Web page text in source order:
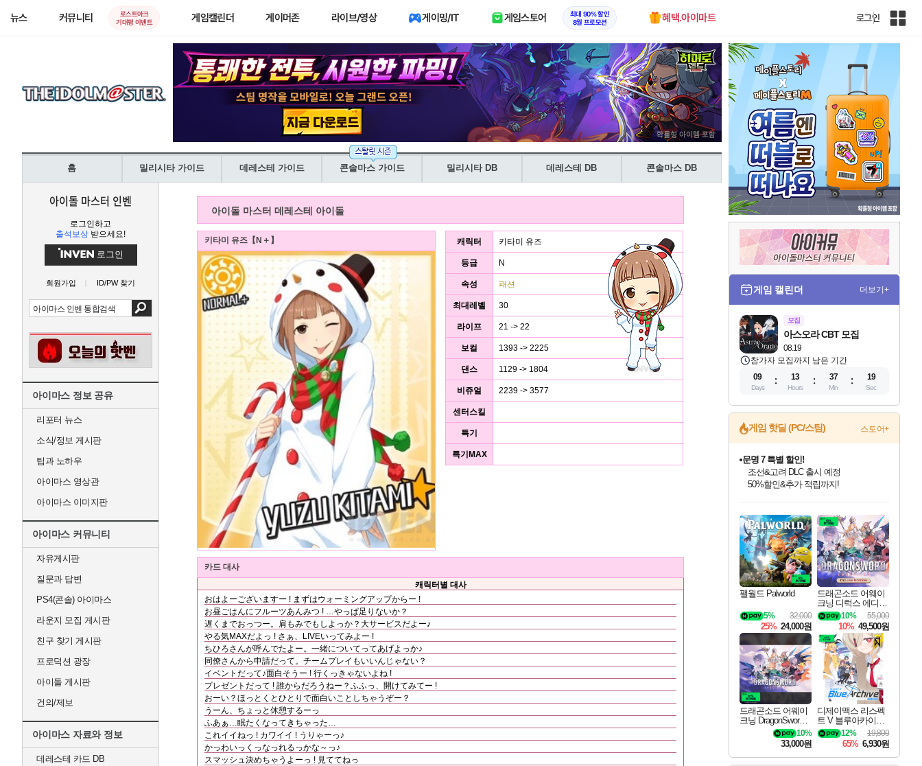
뉴스 커뮤니티
로스트아크
기대평 이벤트
게임캘린더 게이머존 라이브/영상 게이밍/IT 게임스토어
최대 90% 할인
8월 프로모션
혜택.아이마트 로그인
인
홈 밀리시타 가이드 데레스테 가이드 콘솔마스 가이드 밀리시타 DB 데레스테 DB 콘솔마스 DB
아이돌 마스터 인벤
로그인하고
출석보상 받으세요!
로그인
회원가입 ID/PW 찾기
아이마스 정보 공유
리포터 뉴스
소식/정보 게시판
팁과 노하우
아이마스 영상관
아이마스 이미지판
아이마스 커뮤니티
자유게시판
질문과 답변
PS4(콘솔) 아이마스
라운지 모집 게시판
친구 찾기 게시판
프로덕션 광장
아이돌 게시판
건의/제보
아이마스 자료와 정보
데레스테 카드 DB
아이돌 마스터 데레스테 아이돌
키타미 유즈【N＋】 캐릭터 키타미 유즈
등급 N
속성 패션
최대레벨 30
라이프 21 -> 22
보컬 1393 -> 2225
댄스 1129 -> 1804
비쥬얼 2239 -> 3577
센터스킬
특기
특기MAX
카드 대사
캐릭터별 대사
おはよーございますー ! まずはウォーミングアップからー !
お昼ごはんにフルーツあんみつ ! …やっぱ足りないか？
遅くまでおっつー。肩もみでもしよっか？大サービスだよー♪
やる気MAXだよっ ! さぁ、LIVEいってみよー !
ちひろさんが呼んでたよー。一緒についてってあげよっか♪
同僚さんから申請だって。チームプレイもいいんじゃない？
イベントだって♪面白そうー ! 行くっきゃないよね !
プレゼントだって ! 誰からだろうねー？ふふっ、開けてみてー !
おーい？ほっとくとひとりで面白いことしちゃうぞー？
うーん、ちょっと休憩するーっ
ふあぁ…眠たくなってきちゃった…
これイイねっ ! カワイイ ! うりゃーっ♪
かっわいっくっなっれるっかな～っ♪
スマッシュ決めちゃうよーっ ! 見ててねっ
게임 캘린더 더보기+
모집
08.19
아스오라 CBT 모집
참가자 모집까지 남은 기간
09
Days
13
Hours
37
Min
18
Sec
게임 핫딜 (PC/스팀) 스토어+
최대 90% 할인가를 만나보세요!
네이버혜택과 함께 만나보세요!
문명 7 특별 할인!
조선&고려 DLC 출시 예정
50%할인&추가 적립까지!
마블 투혼 파이팅 소울즈 정식출시!
마블 히어로 총 출동&화려한 격투!
이니&베니 혜택까지!
네이버 혜택가와 함께 예약하세요!
할인&네이버혜택으로 만나보세요!
네이버페이 혜택과 만나보세요!
40주년 프로모션으로 만나보세요!
할인가에 만나보세요!
일부 에디션 상시 할인!
혜택으로 예약 판매 중
편안하게 충전하세요
팰월드 Palworld
32,000
5%
25% 24,000원
드래곤소드 어웨이
크닝 디럭스 에디션
DragonSword Awake
ning Deluxe Edition
55,000
10%
10% 49,500원
드래곤소드 어웨이
크닝 DragonSword A
10%
33,000원
디제이맥스 리스펙
트 V 블루아카이브
팩 DJMAX RESPE
CT V Blue Archive P
ack DLC
19,800
12%
65% 6,930원